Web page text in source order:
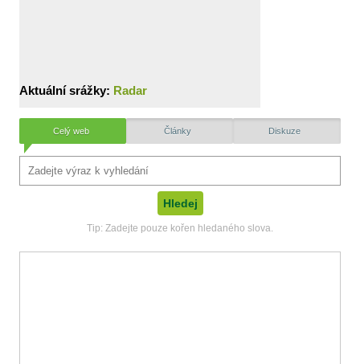
Aktuální srážky: Radar
Celý web Články Diskuze
Tip: Zadejte pouze kořen hledaného slova.